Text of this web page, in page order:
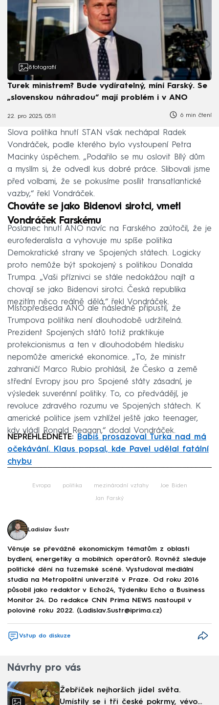
8 fotografií
Turek ministrem? Bude vydíratelný, míní Farský. Se
„slovenskou náhradou“ mají problém i v ANO
22. pro 2025, 05:11 6 min čtení
Slova politika hnutí STAN však nechápal Radek
Vondráček, podle kterého bylo vystoupení Petra
Macinky úspěchem. „Podařilo se mu oslovit Bílý dům
a myslím si, že odvedl kus dobré práce. Slibovali jsme
před volbami, že se pokusíme posílit transatlantické
vazby,“ řekl Vondráček.
Chováte se jako Bidenovi sirotci, vmetl
Vondráček Farskému
Poslanec hnutí ANO navíc na Farského zaútočil, že je
eurofederalista a vyhovuje mu spíše politika
Demokratické strany ve Spojených státech. Logicky
proto nemůže být spokojený s politikou Donalda
Trumpa. „Vaši příznivci se stále nedokážou najít a
chovají se jako Bidenovi sirotci. Česká republika
mezitím něco reálně dělá,“ řekl Vondráček.
Místopředseda ANO ale následně připustil, že
Trumpova politika není dlouhodobě udržitelná.
Prezident Spojených států totiž praktikuje
protekcionismus a ten v dlouhodobém hledisku
nepomůže americké ekonomice. „To, že ministr
zahraničí Marco Rubio prohlásil, že Česko a země
střední Evropy jsou pro Spojené státy zásadní, je
výsledek suverénní politiky. To, co předvádějí, je
revoluce zdravého rozumu ve Spojených státech. K
americké politice jsem vzhlížel ještě jako teenager,
kdy vládl Ronald Reagan,“ dodal Vondráček.
NEPŘEHLÉDNĚTE: Babiš prosazoval Turka nad má
očekávání. Klaus popsal, kde Pavel udělal fatální
chybu
Evropa politika mezinárodní vztahy Joe Biden
Jan Farský
Ladislav Šustr
Věnuje se převážně ekonomickým tématům z oblasti
bydlení, energetiky a mobilních operátorů. Rovněž sleduje
politické dění na tuzemské scéně. Vystudoval mediální
studia na Metropolitní univerzitě v Praze. Od roku 2016
působil jako redaktor v Echo24, Týdeníku Echo a Business
Monitor 24. Do redakce CNN Prima NEWS nastoupil v
polovině roku 2022. (Ladislav.Sustr@iprima.cz)
Vstup do diskuze
Návrhy pro vás
Žebříček nejhorších jídel světa.
Umístily se i tři české pokrmy, vévodí